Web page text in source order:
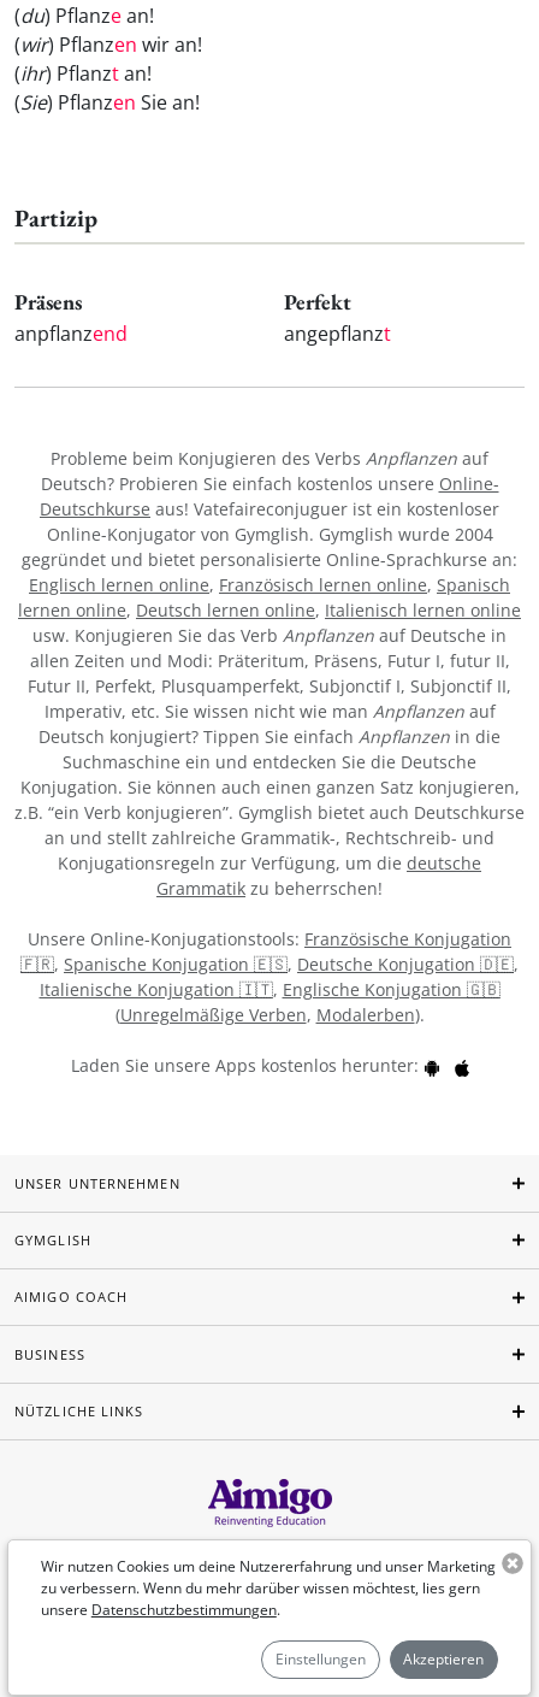
(du) Pflanzean!
(wir) Pflanzen wir an!
(ihr) Pflanztan!
(Sie) Pflanzen Sie an!
Partizip
Präsens
anpflanzend
Perfekt
angepflanzt
Probleme beim Konjugieren des Verbs Anpflanzen auf
Deutsch? Probieren Sie einfach kostenlos unsere Online-
Deutschkurse aus! Vatefaireconjuguer ist ein kostenloser
Online-Konjugator von Gymglish. Gymglish wurde 2004
gegründet und bietet personalisierte Online-Sprachkurse an:
Englisch lernen online, Französisch lernen online, Spanisch
lernen online, Deutsch lernen online, Italienisch lernen online
usw. Konjugieren Sie das Verb Anpflanzen auf Deutsche in
allen Zeiten und Modi: Präteritum, Präsens, Futur I, futur II,
Futur II, Perfekt, Plusquamperfekt, Subjonctif I, Subjonctif II,
Imperativ, etc. Sie wissen nicht wie man Anpflanzenauf
Deutsch konjugiert? Tippen Sie einfach Anpflanzen in die
Suchmaschine ein und entdecken Sie die Deutsche
Konjugation. Sie können auch einen ganzen Satz konjugieren,
z.B. “ein Verb konjugieren”. Gymglish bietet auch Deutschkurse
an und stellt zahlreiche Grammatik-, Rechtschreib- und
Konjugationsregeln zur Verfügung, um die deutsche
Grammatik zu beherrschen!
Unsere Online-Konjugationstools: Französische Konjugation
🇫🇷, Spanische Konjugation 🇪🇸, Deutsche Konjugation 🇩🇪,
Italienische Konjugation 🇮🇹, Englische Konjugation 🇬🇧
(Unregelmäßige Verben, Modalerben).
Laden Sie unsere Apps kostenlos herunter:
Wir nutzen Cookies um deine Nutzererfahrung und unser Marketing
zu verbessern. Wenn du mehr darüber wissen möchtest, lies gern
unsere Datenschutzbestimmungen.
Einstellungen Akzeptieren
UNSER UNTERNEHMEN
GYMGLISH
AIMIGO COACH
BUSINESS
NÜTZLICHE LINKS
Deutsch
©Aimigo 2026